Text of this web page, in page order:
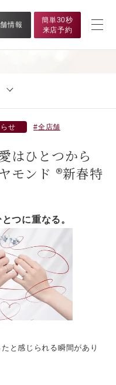
情報
簡単30秒
来店予約
せ 全店舗
はひとつから
モンド ®新春特
つに重なる。
と感じられる瞬間があり